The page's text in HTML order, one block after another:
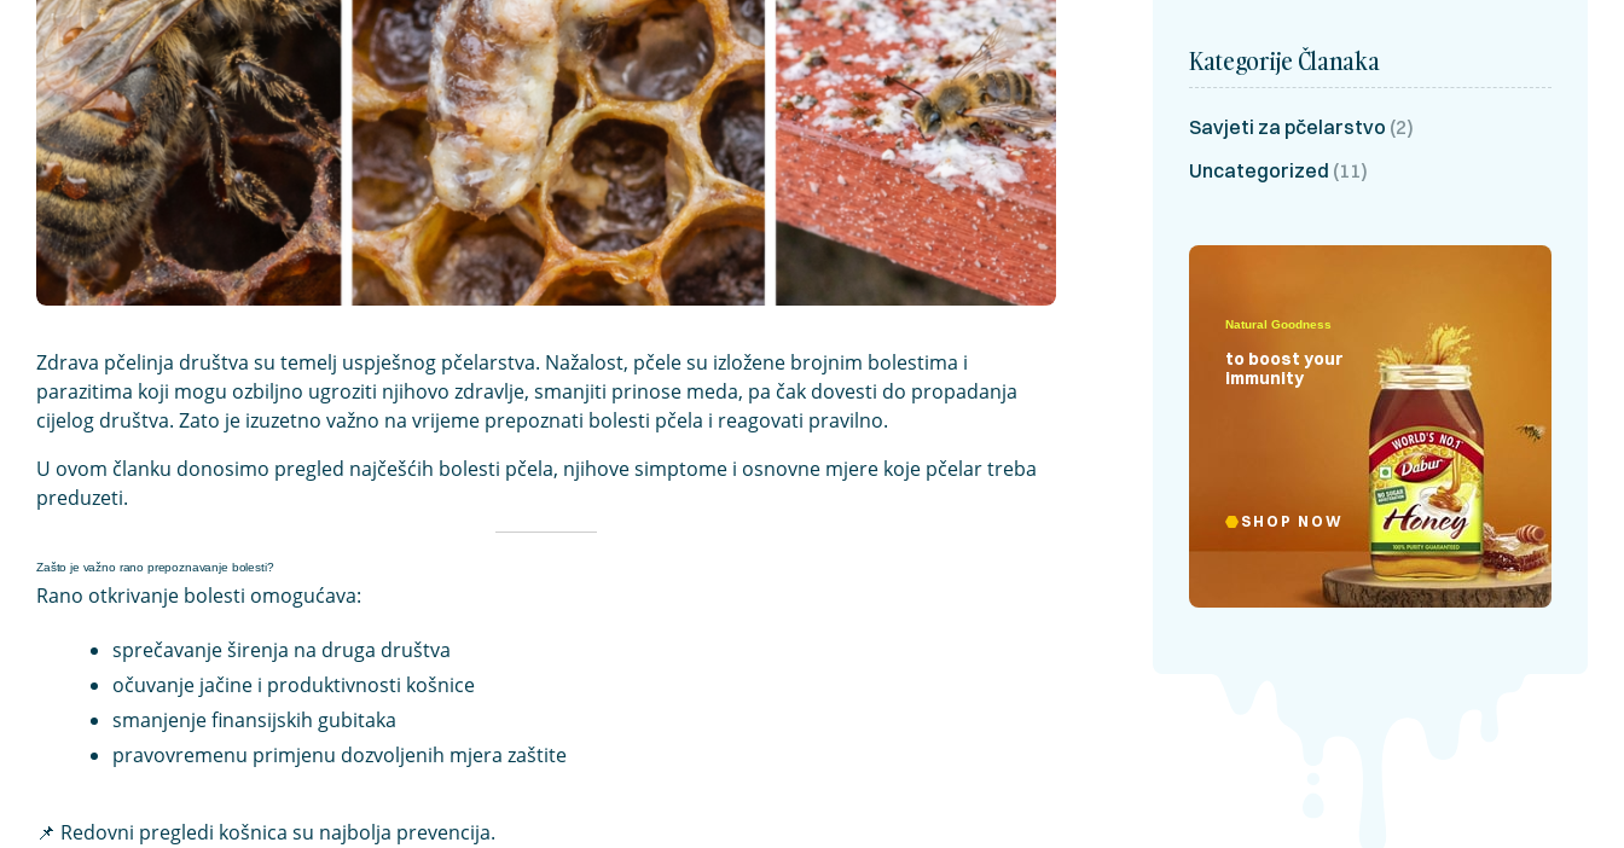
Zdrava pčelinja društva su temelj uspješnog pčelarstva. Nažalost, pčele su izložene brojnim bolestima i
parazitima koji mogu ozbiljno ugroziti njihovo zdravlje, smanjiti prinose meda, pa čak dovesti do propadanja
cijelog društva. Zato je izuzetno važno na vrijeme prepoznati bolesti pčela i reagovati pravilno.
U ovom članku donosimo pregled najčešćih bolesti pčela, njihove simptome i osnovne mjere koje pčelar treba
preduzeti.
Zašto je važno rano prepoznavanje bolesti?
Rano otkrivanje bolesti omogućava:
sprečavanje širenja na druga društva
očuvanje jačine i produktivnosti košnice
smanjenje finansijskih gubitaka
pravovremenu primjenu dozvoljenih mjera zaštite
📌 Redovni pregledi košnica su najbolja prevencija.
Kategorije Članaka
Savjeti za pčelarstvo (2)
Uncategorized (11)
to boost your
immunity
Natural Goodness
SHOP NOW